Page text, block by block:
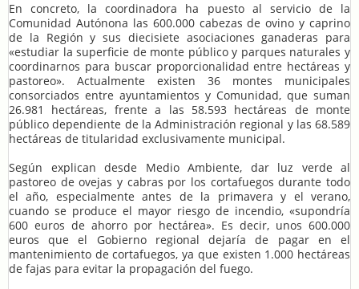
En concreto, la coordinadora ha puesto al servicio de la
Comunidad Autónona las 600.000 cabezas de ovino y caprino
de la Región y sus diecisiete asociaciones ganaderas para
«estudiar la superficie de monte público y parques naturales y
coordinarnos para buscar proporcionalidad entre hectáreas y
pastoreo». Actualmente existen 36 montes municipales
consorciados entre ayuntamientos y Comunidad, que suman
26.981 hectáreas, frente a las 58.593 hectáreas de monte
público dependiente de la Administración regional y las 68.589
hectáreas de titularidad exclusivamente municipal.
Según explican desde Medio Ambiente, dar luz verde al
pastoreo de ovejas y cabras por los cortafuegos durante todo
el año, especialmente antes de la primavera y el verano,
cuando se produce el mayor riesgo de incendio, «supondría
600 euros de ahorro por hectárea». Es decir, unos 600.000
euros que el Gobierno regional dejaría de pagar en el
mantenimiento de cortafuegos, ya que existen 1.000 hectáreas
de fajas para evitar la propagación del fuego.